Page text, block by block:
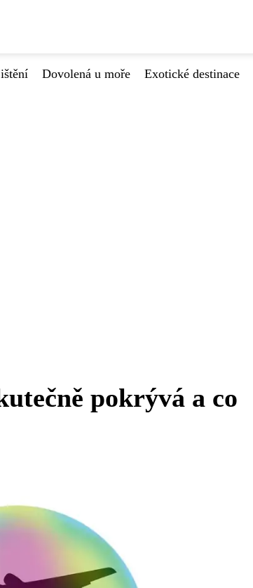
Dovolená u moře Exotické destinace
pokrývá a co